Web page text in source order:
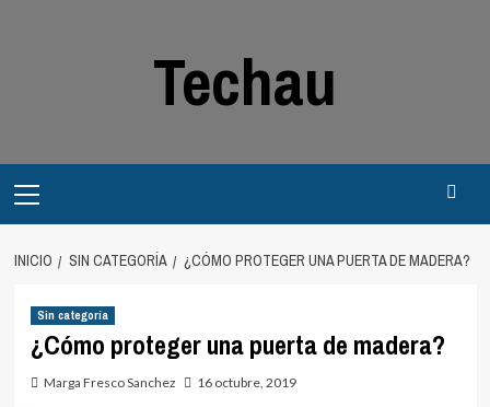
Techau
principal
INICIO SIN CATEGORÍA ¿CÓMO PROTEGER UNA PUERTA DE MADERA?
Sin categoría
¿Cómo proteger una puerta de madera?
Marga Fresco Sanchez 16 octubre, 2019